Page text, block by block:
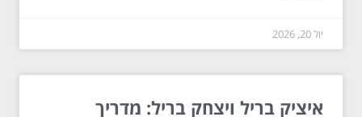
יול 20, 2026
איציק בריל ויצחק בריל: מדריך